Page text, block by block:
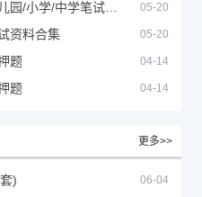
05-20
资料合集 05-20
题 04-14
题 04-14
更多>>
) 06-04